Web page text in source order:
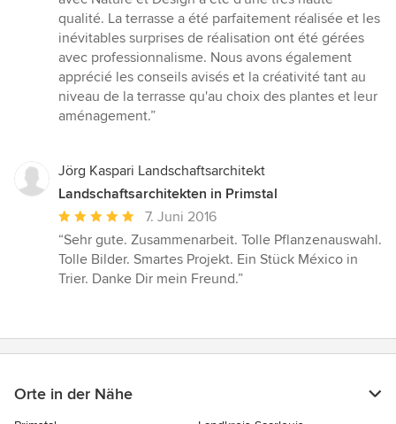
von
5
Sternen
qualité. La terrasse a été parfaitement réalisée et les
inévitables surprises de réalisation ont été gérées
avec professionnalisme. Nous avons également
apprécié les conseils avisés et la créativité tant au
niveau de la terrasse qu'au choix des plantes et leur
aménagement.”
Jörg Kaspari Landschaftsarchitekt
Landschaftsarchitekten in Primstal
Durchschnittliche
Bewertung:
5
von
7. Juni 2016
“Sehr gute. Zusammenarbeit. Tolle Pflanzenauswahl.
Tolle Bilder. Smartes Projekt. Ein Stück México in
Trier. Danke Dir mein Freund.”
Orte in der Nähe